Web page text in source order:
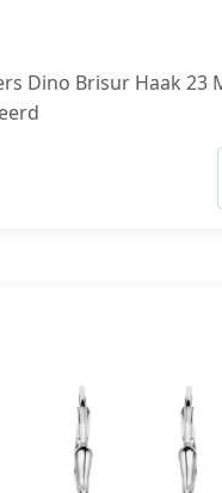
Dino Brisur Haak 23